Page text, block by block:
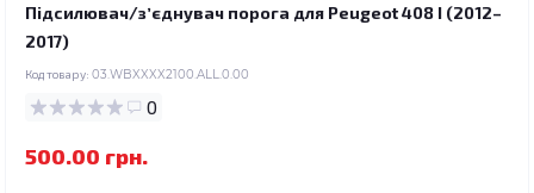
Підсилювач/зʼєднувач порога для Peugeot 408 I (2012–
2017)
Код товару: 03.WBXXXX2100.ALL.0.00
0
500.00 грн.